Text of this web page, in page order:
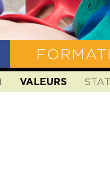
VALEURS